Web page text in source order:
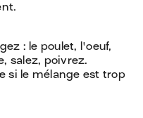
: le poulet, l'oeuf,
salez, poivrez.
si le mélange est trop